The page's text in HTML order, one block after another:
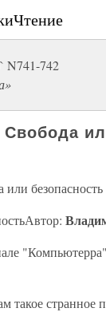
N741-742
безопасность
такое странное